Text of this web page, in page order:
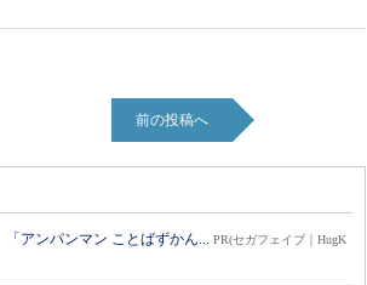
前の投稿へ
アンパンマン ことばずかん... PR(セガフェイブ｜HugK